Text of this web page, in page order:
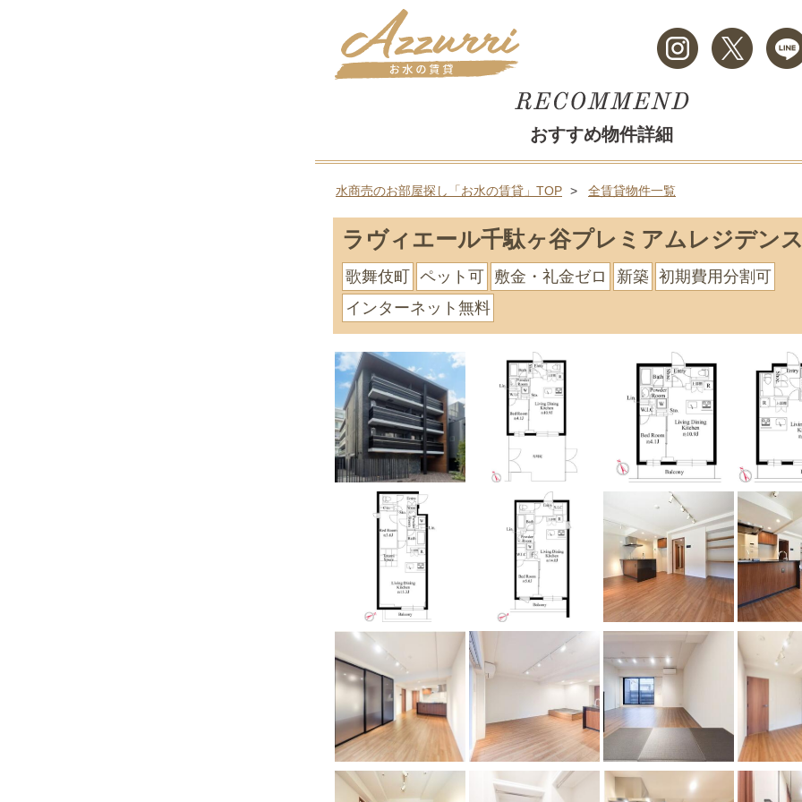
おすすめ物件詳細
水商売のお部屋探し「お水の賃貸」TOP 全賃貸物件一覧
ラヴィエール千駄ヶ谷プレミアムレジデン
歌舞伎町 ペット可 敷金・礼金ゼロ 新築 初期費用分割可
インターネット無料